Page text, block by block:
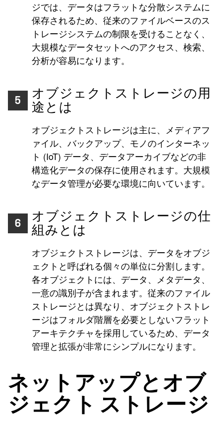
ジでは、データはフラットな分散システムに
保存されるため、従来のファイルベースのス
トレージシステムの制限を受けることなく、
大規模なデータセットへのアクセス、検索、
分析が容易になります。
5
オブジェクトストレージの用
途とは
オブジェクトストレージは主に、メディアフ
ァイル、バックアップ、モノのインターネッ
ト (IoT) データ、データアーカイブなどの非
構造化データの保存に使用されます。大規模
なデータ管理が必要な環境に向いています。
6
オブジェクトストレージの仕
組みとは
オブジェクトストレージは、データをオブジ
ェクトと呼ばれる個々の単位に分割します。
各オブジェクトには、データ、メタデータ、
一意の識別子が含まれます。従来のファイル
ストレージとは異なり、オブジェクトストレ
ージはフォルダ階層を必要としないフラット
アーキテクチャを採用しているため、データ
管理と拡張が非常にシンプルになります。
ネットアップとオブ
ジェクト ストレージ